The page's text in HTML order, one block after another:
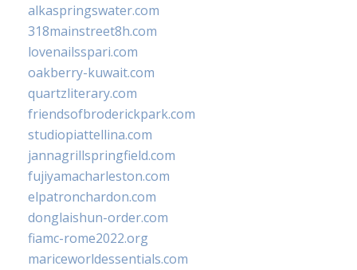
alkaspringswater.com
318mainstreet8h.com
lovenailsspari.com
oakberry-kuwait.com
quartzliterary.com
friendsofbroderickpark.com
studiopiattellina.com
jannagrillspringfield.com
fujiyamacharleston.com
elpatronchardon.com
donglaishun-order.com
fiamc-rome2022.org
mariceworldessentials.com